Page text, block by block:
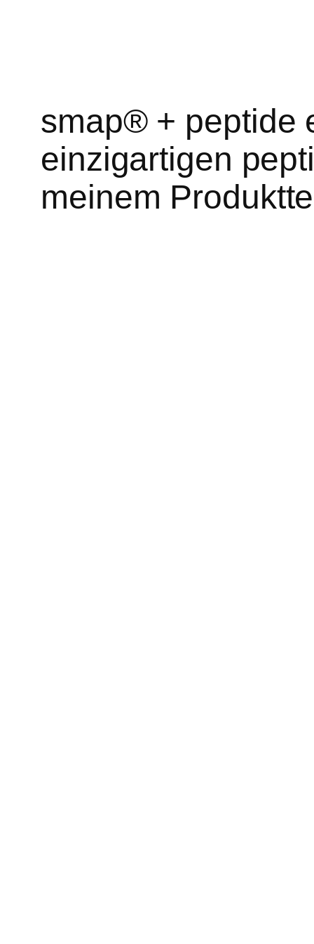
smap® + peptide
einzigartigen
meinem